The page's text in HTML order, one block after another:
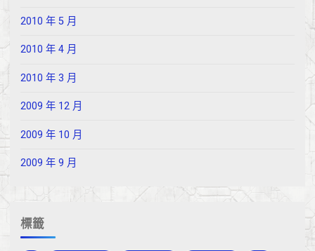
2010 年 5 月
2010 年 4 月
2010 年 3 月
2009 年 12 月
2009 年 10 月
2009 年 9 月
標籤